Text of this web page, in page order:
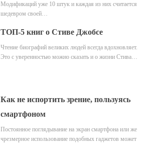
Модификаций уже 10 штук и каждая из них считается
шедевром своей…
ТОП-5 книг о Стиве Джобсе
Чтение биографий великих людей всегда вдохновляет.
Это с уверенностью можно сказать и о жизни Стива…
Как не испортить зрение, пользуясь
смартфоном
Постоянное поглядывание на экран смартфона или же
чрезмерное использование подобных гаджетов может